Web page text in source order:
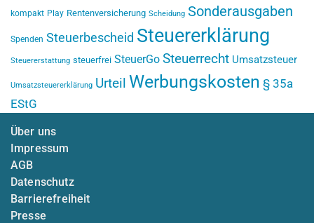
kompakt Play Rentenversicherung Scheidung Sonderausgaben
Spenden Steuerbescheid Steuererklärung
Steuererstattung steuerfrei SteuerGo Steuerrecht Umsatzsteuer
Umsatzsteuererklärung Urteil Werbungskosten § 35a
EStG
Über uns
Impressum
AGB
Datenschutz
Barrierefreiheit
Presse